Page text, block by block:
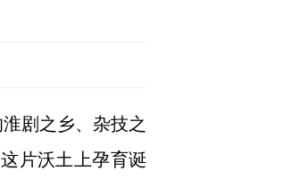
剧之乡、杂技之
片沃土上孕育诞